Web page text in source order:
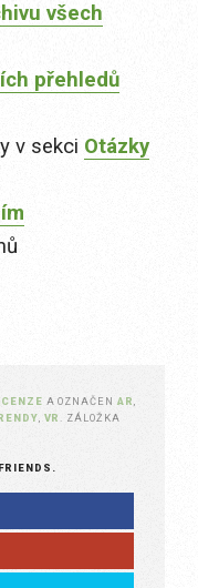
všech
přehledů
v sekci Otázky
A OZNAČEN AR
VR
. ZÁLOŽKA